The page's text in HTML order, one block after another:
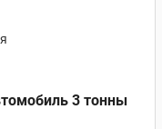
3 тонны